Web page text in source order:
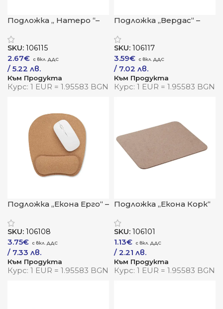
Подложка „ Натеро “–
устойчивост при всяко
движение
SKU: 106115
2.67€
/ 5.22 лв.
Към Продукта
Курс: 1 EUR = 1.95583 BGN
Подложка „Вердас“ –
природа и технология
SKU: 106117
3.59€
/ 7.02 лв.
Към Продукта
Курс: 1 EUR = 1.95583 BGN
Подложка „Екона Ерго“ –
при всяко движение
SKU: 106108
3.75€
/ 7.33 лв.
Към Продукта
Курс: 1 EUR = 1.95583 BGN
Подложка „Екона Корк“
комфорт при работа
SKU: 106101
1.13€
/ 2.21 лв.
Към Продукта
Курс: 1 EUR = 1.95583 BGN